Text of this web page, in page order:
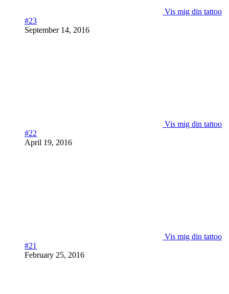
Vis mig din tattoo
#23
September 14, 2016
Vis mig din tattoo
#22
April 19, 2016
Vis mig din tattoo
#21
February 25, 2016